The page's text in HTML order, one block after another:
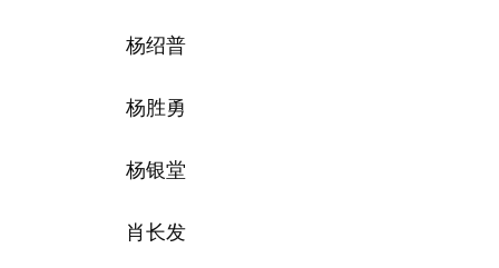
杨绍普
杨胜勇
杨银堂
肖长发